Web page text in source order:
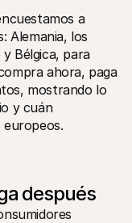
a
Alemania, los
y Bélgica, para
ahora, paga
mostrando lo
y cuán
después